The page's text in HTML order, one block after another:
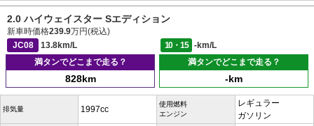
2.0 ハイウェイスター Sエディション
新車時価格239.9万円(税込)
JC08
13.8km/L 10・15
-km/L
満タンでどこまで走る？
828km
満タンでどこまで走る？
-km
排気量 1997cc
使用燃料
エンジン
レギュラー
ガソリン